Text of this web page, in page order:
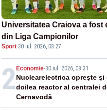
Universitatea Craiova a fost
din Liga Campionilor
Sport·30 iul. 2026, 08:27
2Economie-30 iul. 2026, 08:31
Nuclearelectrica opreşte şi
doilea reactor al centralei
Cernavodă